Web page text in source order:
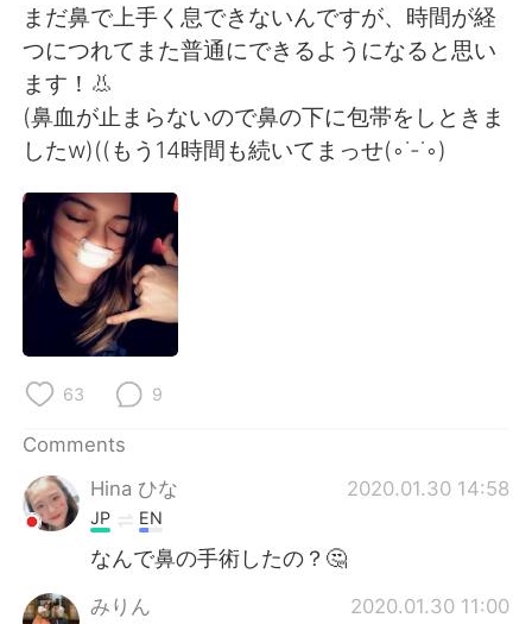
Français Deutsch
日本語
Русский ไทย
Indonesia
Türkçe
Português
まだ鼻で上手く息できないんですが、時間が経
つにつれてまた普通にできるようになると思い
ます！👃
(鼻血が止まらないので鼻の下に包帯をしときま
したw)((もう14時間も続いてまっせ(◦︎˙-˙◦︎)
63 9
Comments
Hina ひな
2020.01.30 14:58
JP EN
なんで鼻の手術したの？🤔
みりん 2020.01.30 11:00